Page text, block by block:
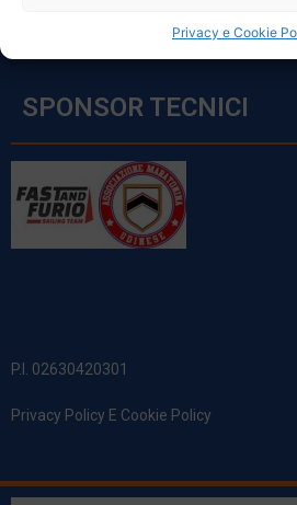
Privacy e Cookie
SPONSOR TECNICI
P.I. 02630420301
Privacy Policy E Cookie Policy